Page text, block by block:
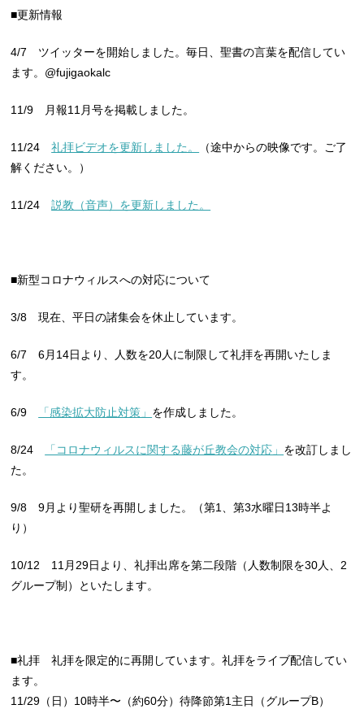
■更新情報
4/7 ツイッターを開始しました。毎日、聖書の言葉を配信してい
ます。@fujigaokalc
11/9 月報11月号を掲載しました。
11/24礼拝ビデオを更新しました。
（途中からの映像です。ご了
解ください。）
11/24説教（音声）を更新しました。
■新型コロナウィルスへの対応について
3/8 現在、平日の諸集会を休止しています。
6/7 6月14日より、人数を20人に制限して礼拝を再開いたしま
す。
6/9 「感染拡大防止対策」 を作成しました。
8/24 「コロナウィルスに関する藤が丘教会の対応」 を改訂しまし
た。
9/8 9月より聖研を再開しました。（第1、第3水曜日13時半よ
り）
10/12 11月29日より、礼拝出席を第二段階（人数制限を30人、2
グループ制）といたします。
■礼拝 礼拝を限定的に再開しています。礼拝をライブ配信してい
ます。
11/29（日）10時半〜（約60分）待降節第1主日（グループB）